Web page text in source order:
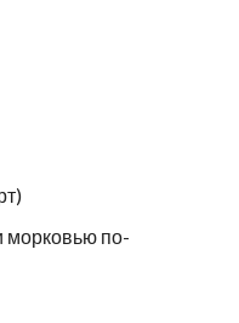
морковью по-